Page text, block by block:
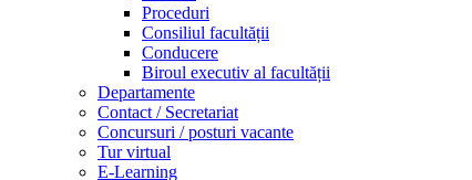
Proceduri
Consiliul facultății
Conducere
Biroul executiv al facultății
Departamente
Contact / Secretariat
Concursuri / posturi vacante
Tur virtual
E-Learning